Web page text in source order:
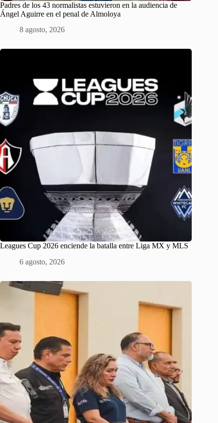
Padres de los 43 normalistas estuvieron en la audiencia de
Ángel Aguirre en el penal de Almoloya
8 agosto, 2026
Leagues Cup 2026 enciende la batalla entre Liga MX y MLS
6 agosto, 2026